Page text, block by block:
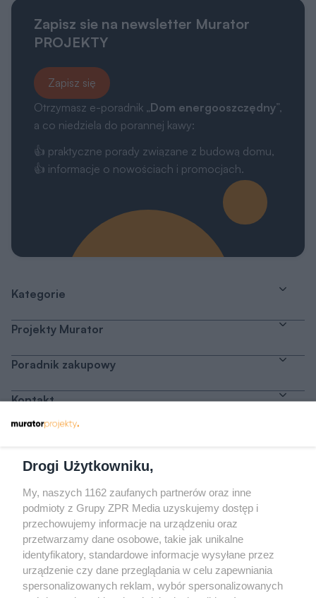
Zapisz sie na newsletter Murator
PROJEKTY
Zapisz się
Otrzymasz e-poradnik „Dom energooszczędny”,
a co niedziela do porannej kawy:
👍 praktyczne porady związane z budową domu,
👍 informacje o nowościach i promocjach.
Kategorie
Projekty Murator
Poradnik zakupowy
Kontakt
Odwiedź grupę na Facebooku
Gdybym budował drugi raz - mądry Polak
przed budową
Forum Muratora
Drogi Użytkowniku,
My, naszych 1162 zaufanych partnerów oraz inne
podmioty z Grupy ZPR Media uzyskujemy dostęp i
przechowujemy informacje na urządzeniu oraz
przetwarzamy dane osobowe, takie jak unikalne
identyfikatory, standardowe informacje wysyłane przez
urządzenie czy dane przeglądania w celu zapewniania
spersonalizowanych reklam, wybór spersonalizowanych